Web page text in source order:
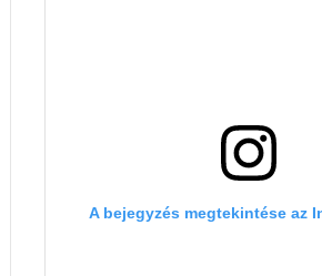
A bejegyzés megtekintése az